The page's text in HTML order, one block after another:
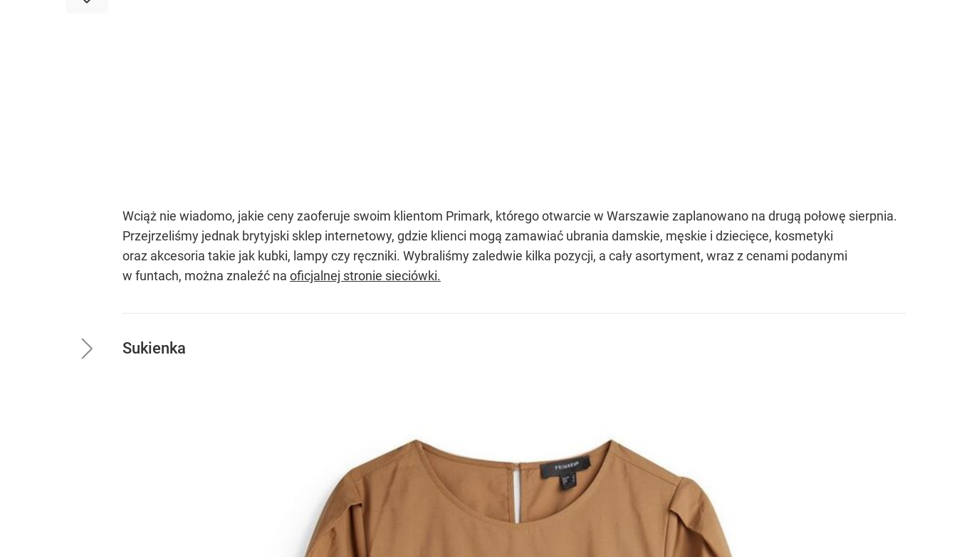
Wciąż nie wiadomo, jakie ceny zaoferuje swoim klientom Primark, którego otwarcie w Warszawie zaplanowano na drugą połowę sierpnia.
Przejrzeliśmy jednak brytyjski sklep internetowy, gdzie klienci mogą zamawiać ubrania damskie, męskie i dziecięce, kosmetyki
oraz akcesoria takie jak kubki, lampy czy ręczniki. Wybraliśmy zaledwie kilka pozycji, a cały asortyment, wraz z cenami podanymi
w funtach, można znaleźć na oficjalnej stronie sieciówki.
Sukienka